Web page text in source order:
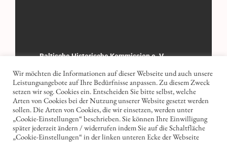
Baltische Historische Kommission e. V.
Registergericht: Amtsgericht Göttingen
Registernummer: 8 VR 1506
Kontakt Impressum Datenschutz
Wir möchten die Informationen auf dieser Webseite und auch unsere
Leistungsangebote auf Ihre Bedürfnisse anpassen. Zu diesem Zweck
setzen wir sog. Cookies ein. Entscheiden Sie bitte selbst, welche
Arten von Cookies bei der Nutzung unserer Website gesetzt werden
sollen. Die Arten von Cookies, die wir einsetzen, werden unter
„Cookie-Einstellungen“ beschrieben. Sie können Ihre Einwilligung
später jederzeit ändern / widerrufen indem Sie auf die Schaltfläche
„Cookie-Einstellungen“ in der linken unteren Ecke der Webseite